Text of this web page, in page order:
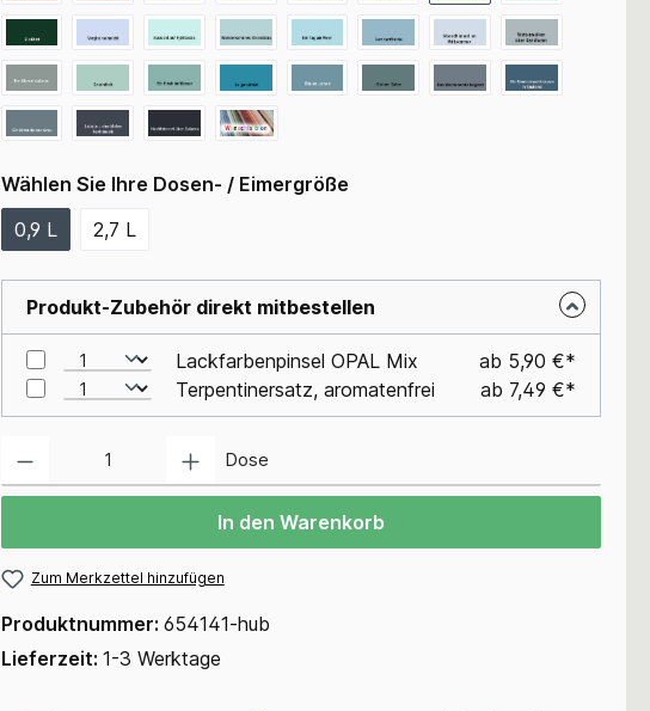
Wählen Sie Ihre Dosen- / Eimergröße
0,9 L
2,7 L
Produkt-Zubehör direkt mitbestellen
Lackfarbenpinsel OPAL Mix
ab 5,90 €*
Terpentinersatz, aromatenfrei
ab 7,49 €*
Dose
In den Warenkorb
Zum Merkzettel hinzufügen
Produktnummer: 654141-hub
Lieferzeit: 1-3 Werktage